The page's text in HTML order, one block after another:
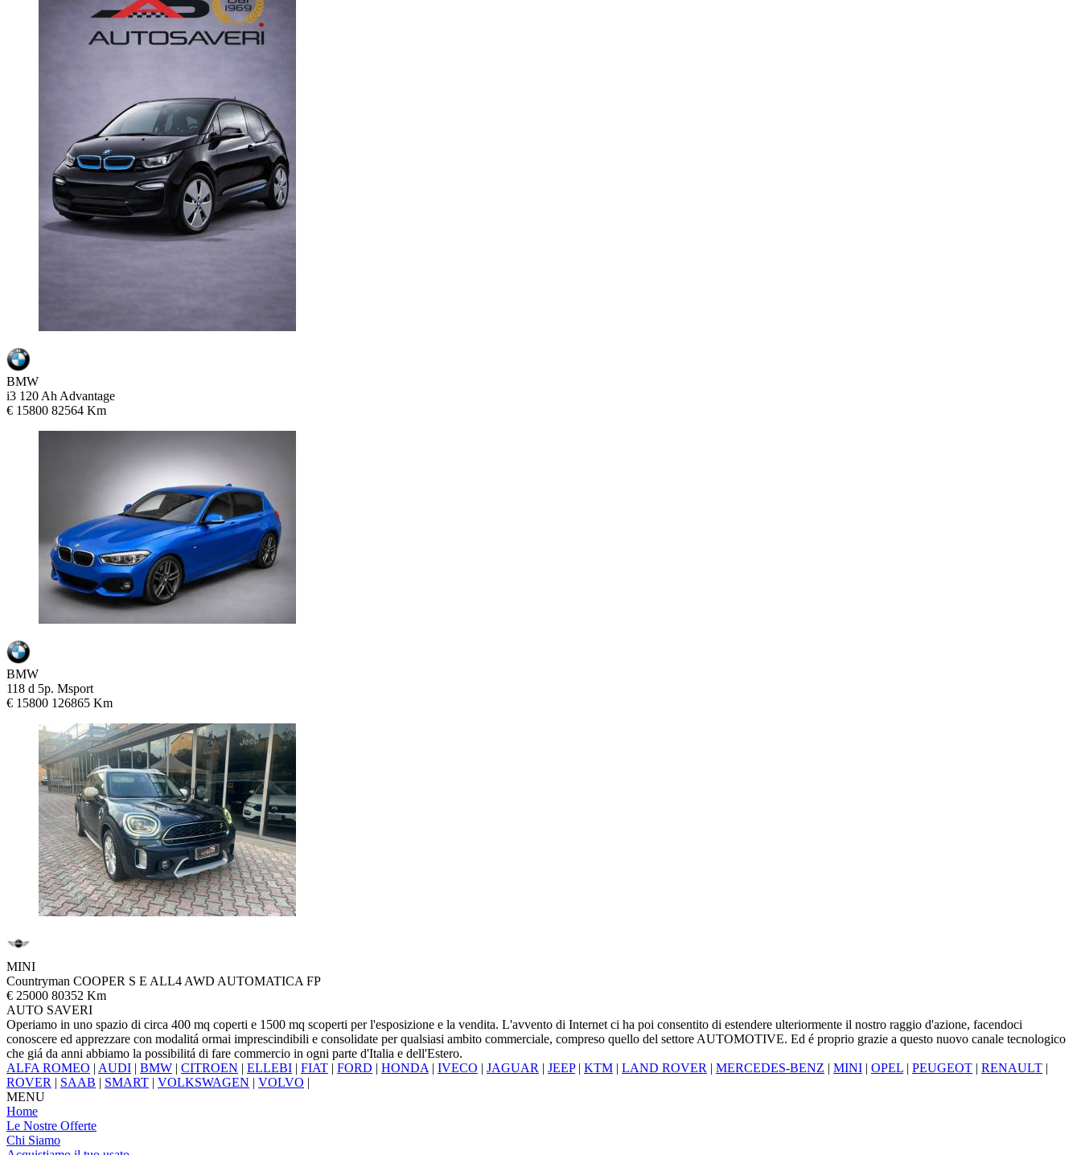
BMW
i3 120 Ah Advantage
€ 15800 82564 Km
BMW
118 d 5p. Msport
€ 15800 126865 Km
MINI
Countryman COOPER S E ALL4 AWD AUTOMATICA FP
€ 25000 80352 Km
AUTO SAVERI
Operiamo in uno spazio di circa 400 mq coperti e 1500 mq scoperti per l'esposizione e la vendita. L'avvento di Internet ci ha poi consentito di estendere ulteriormente il nostro raggio d'azione, facendoci
conoscere ed apprezzare con modalitá ormai imprescindibili e consolidate per qualsiasi ambito commerciale, compreso quello del settore AUTOMOTIVE. Ed é proprio grazie a questo nuovo canale tecnologico
che giá da anni abbiamo la possibilitá di fare commercio in ogni parte d'Italia e dell'Estero.
ALFA ROMEO | AUDI | BMW | CITROEN | ELLEBI | FIAT | FORD | HONDA | IVECO | JAGUAR | JEEP| KTM | LAND ROVER | MERCEDES-BENZ | MINI | OPEL | PEUGEOT | RENAULT |
ROVER | SAAB | SMART | VOLKSWAGEN | VOLVO |
MENU
Home
Le Nostre Offerte
Chi Siamo